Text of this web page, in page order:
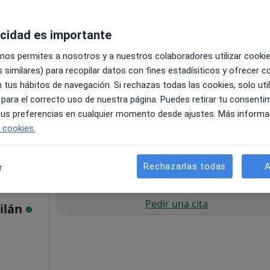
Pedir una cita
es importante
permites a nosotros y a nuestros colaboradores utilizar
similares) para recopilar datos con fines estadísiticos y ofrecer
tus hábitos de navegación. Si rechazas todas las cookies, solo
el correcto uso de nuestra página. Puedes retirar tu
preferencias en cualquier momento desde ajustes. Más
Rechazarlas todas